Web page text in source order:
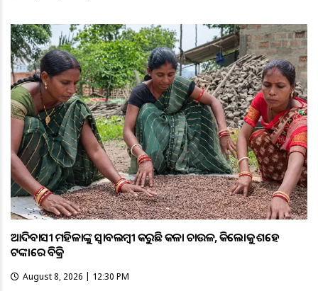
ଆଦିବାସୀ ମହିଳାଙ୍କୁ ସ୍ଵାବଲମ୍ଵୀ କରୁଛି କଳା ଚାଉଳ, କିଲୋକୁ ଶହେ
ଟଙ୍କାରେ ବିକ୍ରି
August 8, 2026 | 12:30 PM